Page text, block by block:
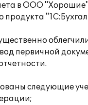
в ООО
продукта
первичной
следующие